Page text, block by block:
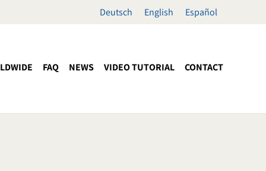
Deutsch English Español
FAQ NEWS VIDEO TUTORIAL CONTACT